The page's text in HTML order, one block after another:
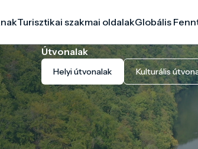
Turisztikai szakmai oldalakGlobális
Útvonalak
Helyi útvonalak Kulturális